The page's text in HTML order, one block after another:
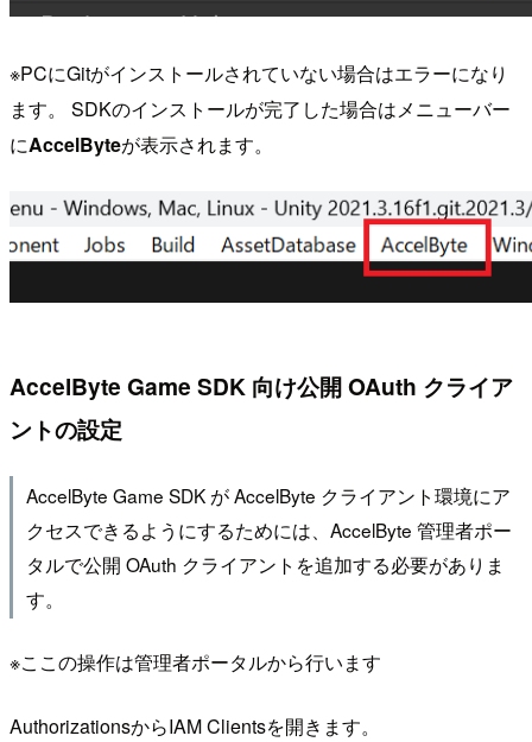
※PCにGitがインストールされていない場合はエラーになり
ます。 SDKのインストールが完了した場合はメニューバー
にAccelByteが表示されます。
AccelByte Game SDK 向け公開 OAuth クライア
ントの設定
AccelByte Game SDK が AccelByte クライアント環境にア
クセスできるようにするためには、AccelByte 管理者ポー
タルで公開 OAuth クライアントを追加する必要がありま
す。
※ここの操作は管理者ポータルから行います
AuthorizationsからIAM Clientsを開きます。